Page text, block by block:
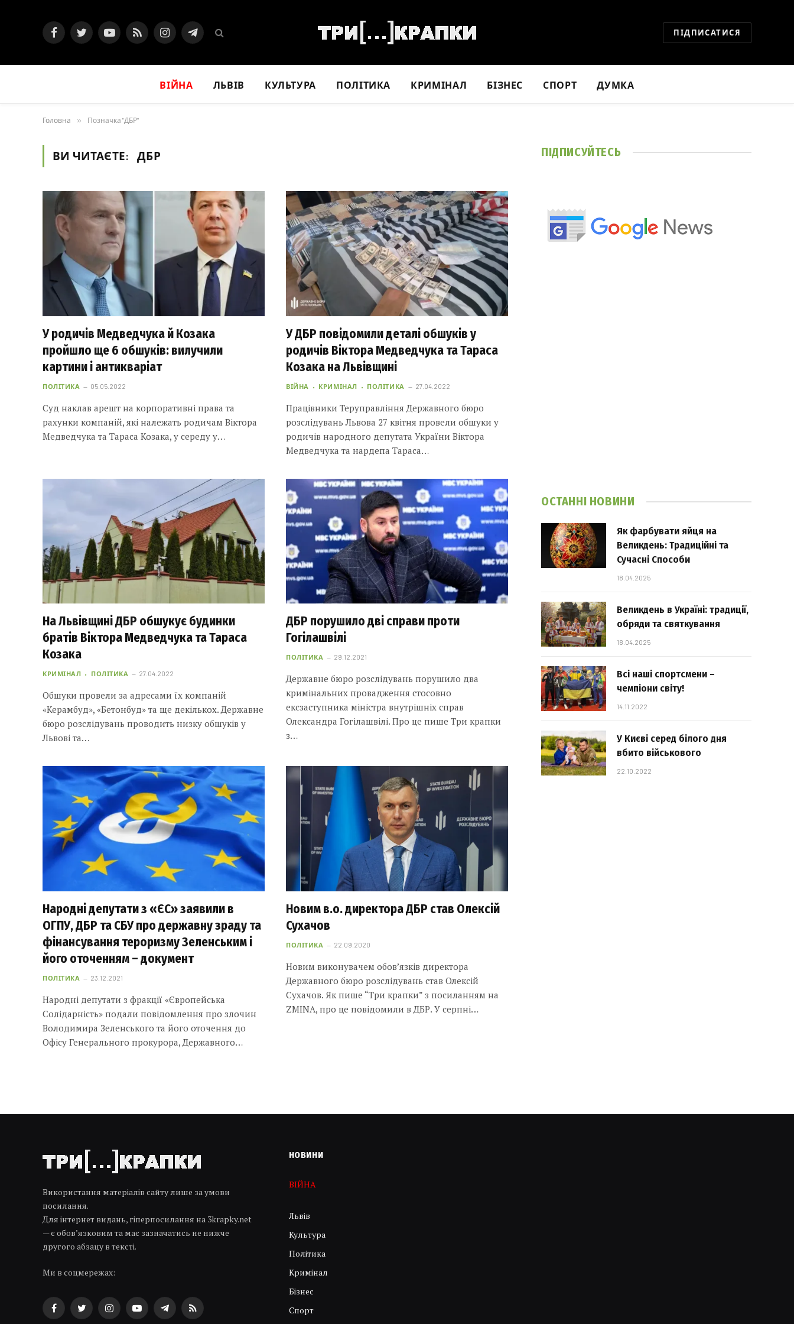
FacebookTwitterYouTubeRSS InstagramTelegram ПІДПИСАТИСЯ
ВІЙНА ЛЬВІВ КУЛЬТУРА ПОЛІТИКА КРИМІНАЛ БІЗНЕС СПОРТ ДУМКА
Головна » Позначка "ДБР"
ВИ ЧИТАЄТЕ: ДБР
У родичів Медведчука й Козака
пройшло ще 6 обшуків: вилучили
картини і антикваріат
ПОЛІТИКА 05.05.2022
Суд наклав арешт на корпоративні права та
рахунки компаній, які належать родичам Віктора
Медведчука та Тараса Козака, у середу у…
У ДБР повідомили деталі обшуків у
родичів Віктора Медведчука та Тараса
Козака на Львівщині
ВІЙНА КРИМІНАЛ ПОЛІТИКА 27.04.2022
Працівники Теруправління Державного бюро
розслідувань Львова 27 квітня провели обшуки у
родичів народного депутата України Віктора
Медведчука та нардепа Тараса…
На Львівщині ДБР обшукує будинки
братів Віктора Медведчука та Тараса
Козака
КРИМІНАЛ ПОЛІТИКА 27.04.2022
Обшуки провели за адресами їх компаній
«Керамбуд», «Бетонбуд» та ще декількох. Державне
бюро розслідувань проводить низку обшуків у
Львові та…
ДБР порушило дві справи проти
Гогілашвілі
ПОЛІТИКА 29.12.2021
Державне бюро розслідувань порушило два
кримінальних провадження стосовно
ексзаступника міністра внутрішніх справ
Олександра Гогілашвілі. Про це пише Три крапки
з…
Народні депутати з «ЄС» заявили в
ОГПУ, ДБР та СБУ про державну зраду та
фінансування тероризму Зеленським і
його оточенням – документ
ПОЛІТИКА 23.12.2021
Народні депутати з фракції «Європейська
Солідарність» подали повідомлення про злочин
Володимира Зеленського та його оточення до
Офісу Генерального прокурора, Державного…
Новим в.о. директора ДБР став Олексій
Сухачов
ПОЛІТИКА 22.09.2020
Новим виконувачем обов’язків директора
Державного бюро розслідувань став Олексій
Сухачов. Як пише “Три крапки” з посиланням на
ZMINA, про це повідомили в ДБР. У серпні…
ПІДПИСУЙТЕСЬ
ОСТАННІ НОВИНИ
Як фарбувати яйця на
Великдень: Традиційні та
Сучасні Способи
18.04.2025
Великдень в Україні: традиції,
обряди та святкування
18.04.2025
Всі наші спортсмени –
чемпіони світу!
14.11.2022
У Києві серед білого дня
вбито військового
22.10.2022
Використання матеріалів сайту лише за умови
посилання.
Для інтернет видань, гіперпосилання на 3krapky.net
— є обов’язковим та має зазначатись не нижче
другого абзацу в тексті.
Ми в соцмережах:
FacebookTwitterInstagramYouTubeTelegramRSS
НОВИНИ
ВІЙНА
Львів
Культура
Політика
Кримінал
Бізнес
Спорт